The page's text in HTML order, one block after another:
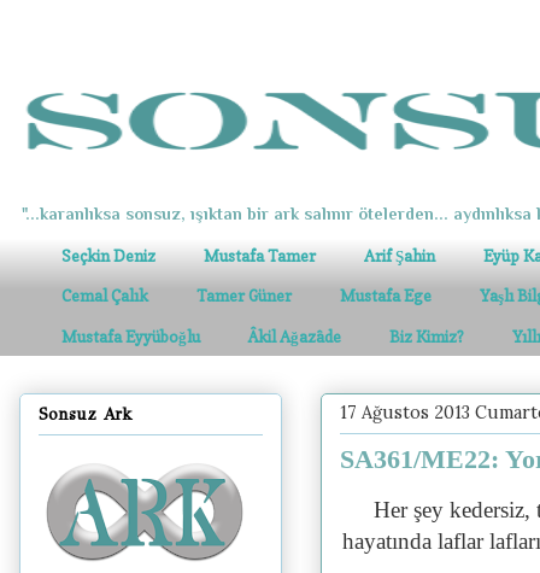
"...karanlıksa sonsuz, ışıktan bir ark salınır ötelerden... aydınlıksa
Seçkin Deniz Mustafa Tamer Arif Şahin Eyüp
Cemal Çalık Tamer Güner Mustafa Ege Yaşlı
Mustafa Eyyüboğlu Âkil Ağazâde Biz Kimiz?
17 Ağustos 2013
SA361/ME22:
Her şey kedersiz,
hayatında laflar
Sonsuz Ark